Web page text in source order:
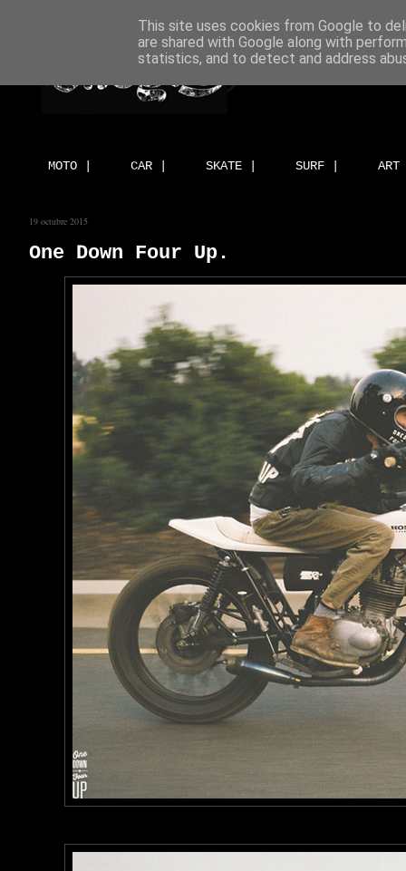
MOTO | CAR | SKATE | SURF |
19 octubre 2015
One Down Four Up.
This site uses cookies from Google to
are shared with Google along with
statistics, and to detect and address